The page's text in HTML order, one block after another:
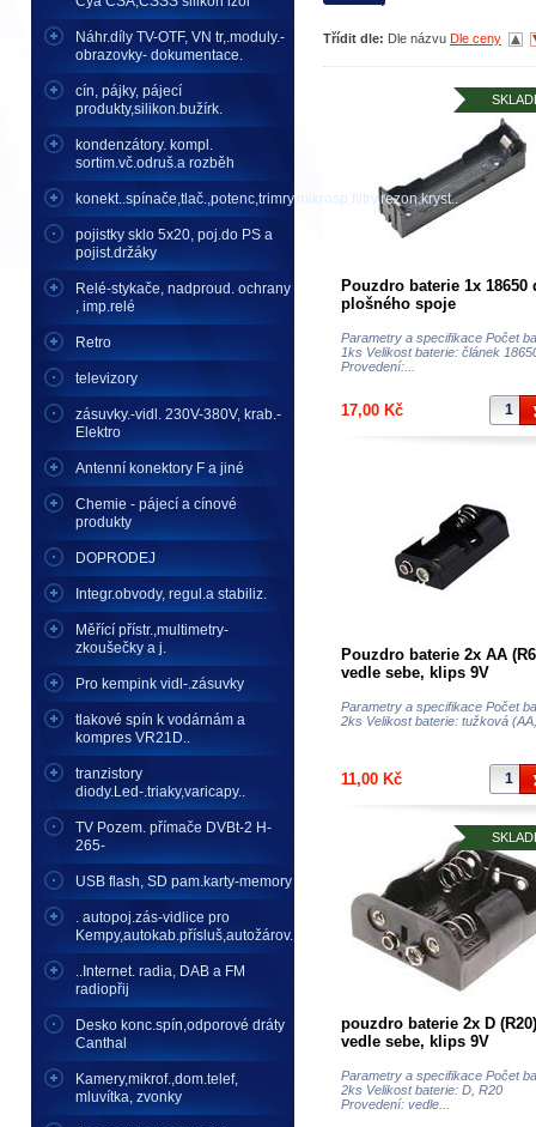
Náhr.díly TV-OTF, VN tr,.moduly.-
obrazovky- dokumentace.
cín, pájky, pájecí
produkty,silikon.bužírk.
kondenzátory. kompl.
sortim.vč.odruš.a rozběh
konekt..spínače,tlač.,potenc,trimry,mikrosp,filtry,rezon.kryst..
pojistky sklo 5x20, poj.do PS a
pojist.držáky
Relé-stykače, nadproud. ochrany
, imp.relé
Retro
televizory
zásuvky.-vidl. 230V-380V, krab.-
Elektro
Antenní konektory F a jiné
Chemie - pájecí a cínové
produkty
DOPRODEJ
Integr.obvody, regul.a stabiliz.
Měřící přístr.,multimetry-
zkoušečky a j.
Pro kempink vidl-.zásuvky
tlakové spín k vodárnám a
kompres VR21D..
tranzistory
diody.Led-.triaky,varicapy..
TV Pozem. přímače DVBt-2 H-
265-
USB flash, SD pam.karty-memory
. autopoj.zás-vidlice pro
Kempy,autokab.přísluš,autožárov.
..Internet. radia, DAB a FM
radiopřij
Desko konc.spín,odporové dráty
Canthal
Kamery,mikrof.,dom.telef,
mluvítka, zvonky
Třídit dle: Dle názvu Dle ceny
Pouzdro baterie 1x 18650
plošného spoje
Parametry a specifikace Počet
1ks Velikost baterie: článek
Provedení:...
17,00 Kč
Pouzdro baterie 2x AA
vedle sebe, klips 9V
Parametry a specifikace Počet
2ks Velikost baterie: tužková
11,00 Kč
pouzdro baterie 2x D (R20)
vedle sebe, klips 9V
Parametry a specifikace Počet
2ks Velikost baterie: D, R20
Provedení: vedle...